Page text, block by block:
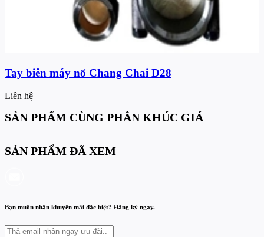
Tay biên máy nổ Chang Chai D28
Liên hệ
SẢN PHẨM CÙNG PHÂN KHÚC GIÁ
SẢN PHẨM ĐÃ XEM
Bạn muốn nhận khuyến mãi đặc biệt? Đăng ký ngay.